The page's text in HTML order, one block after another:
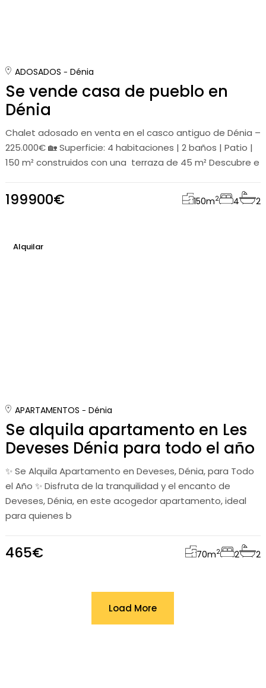
ADOSADOS Dénia
Se vende casa de pueblo en
Dénia
Chalet adosado en venta en el casco antiguo de Dénia –
225.000€ 🏡 Superficie: 4 habitaciones | 2 baños | Patio |
150 m² construidos con una terraza de 45 m² Descubre e
199900€ 150m2 4 2
Alquilar
APARTAMENTOS Dénia
Se alquila apartamento en Les
Deveses Dénia para todo el año
✨ Se Alquila Apartamento en Deveses, Dénia, para Todo
el Año ✨ Disfruta de la tranquilidad y el encanto de
Deveses, Dénia, en este acogedor apartamento, ideal
para quienes b
465€ 70m2 2 2
Load More